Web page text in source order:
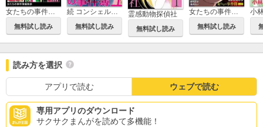
女たちの事件簿 超合本版
無料試し読み
続 コンシェルジュ江口鉄平の事件簿＜単話版＞
無料試し読み
霊感動物探偵社
無料試し読み
女たちの事件簿Vol.63～嫌いな嫁vs邪魔な姑～
無料試し読み
読み方を選択
アプリで読む ウェブで読む
専用アプリのダウンロード
サクサクまんがを読めて多機能！